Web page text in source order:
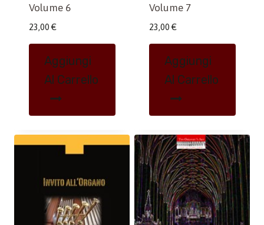
Volume 6
23,00 €
Aggiungi
Al Carrello
Volume 7
23,00 €
Aggiungi
Al Carrello